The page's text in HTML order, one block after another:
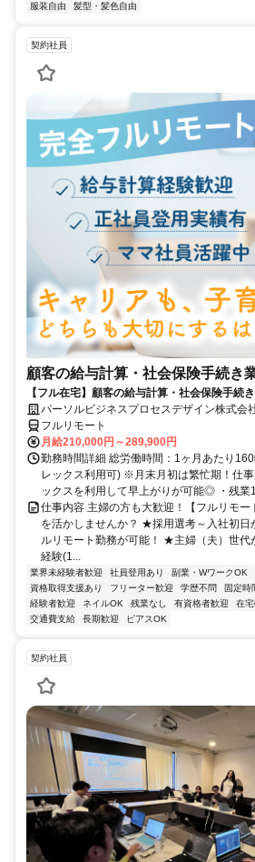
服装自由
髪型・髪色自由
契約社員
顧客の給与計算・社会保険手続き
【フル在宅】顧客の給与計算・社会保険手続
パーソルビジネスプロセスデザイン株式会
フルリモート
月給210,000円～289,900円
勤務時間詳細 総労働時間：1ヶ月あたり
レックス利用可) ※月末月初は繁忙期！仕
ックスを利用して早上がりが可能◎ ・残
仕事内容 主婦の方も大歓迎！【フルリモ
を活かしませんか？ ★採用選考～入社初
ルリモート勤務が可能！ ★主婦（夫）世
経験(1...
業界未経験者歓迎 社員登用あり 副業・WワークOK
資格取得支援あり
フリーター歓迎 学歴不問 固定時
経験者歓迎
ネイルOK 残業なし 有資格者歓迎 在
交通費支給
長期歓迎 ピアスOK
契約社員